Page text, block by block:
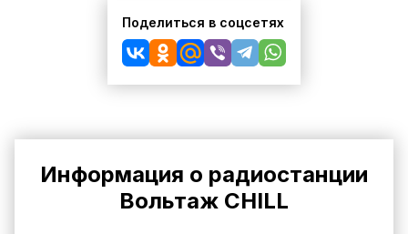
Поделиться в соцсетях
Информация о радиостанции
Вольтаж CHILL